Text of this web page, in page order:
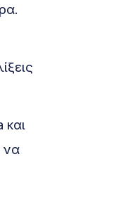
και
να